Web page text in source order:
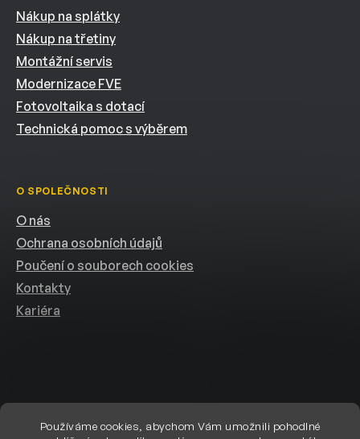
Používáme cookies, abychom Vám umožnili pohodlné
Nákup na splátky
Nákup na třetiny
Montážní servis
Modernizace FVE
Fotovoltaika s dotací
Technická pomoc s výběrem
O SPOLEČNOSTI
O nás
Ochrana osobních údajů
Poučení o souborech cookies
Kontakty
Kariéra